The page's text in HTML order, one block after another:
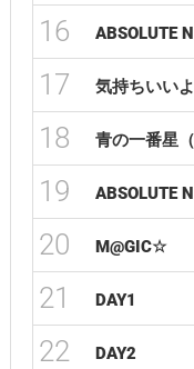
16 ABSOLUTE
17 気持ちいい
18 青の一番星（
19 ABSOLUTE
20 M@GIC☆
21 DAY1
22 DAY2